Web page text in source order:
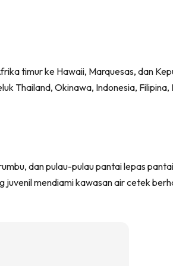
timur ke Hawaii, Marquesas, dan
Thailand, Okinawa, Indonesia,
dan pulau-pulau pantai lepas
mendiami kawasan air cetek